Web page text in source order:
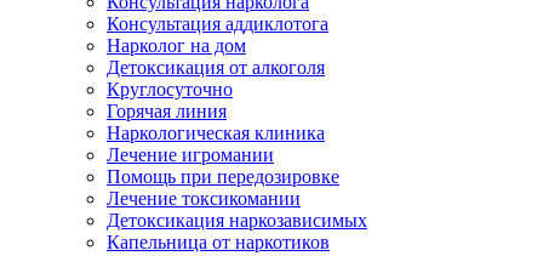
Консультация аддиклотога
Нарколог на дом
Детоксикация от алкоголя
Круглосуточно
Горячая линия
Наркологическая клиника
Лечение игромании
Помощь при передозировке
Лечение токсикомании
Детоксикация наркозависимых
Капельница от наркотиков